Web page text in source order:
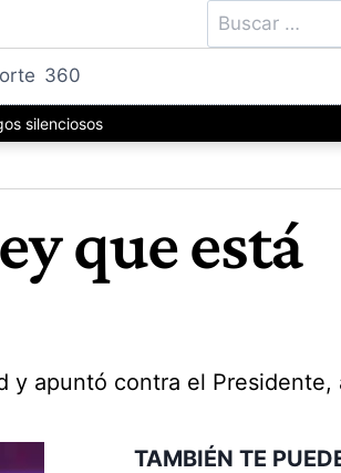
Buscar:
360
silenciosos
que está
y apuntó contra el Presidente,
TAMBIÉN TE